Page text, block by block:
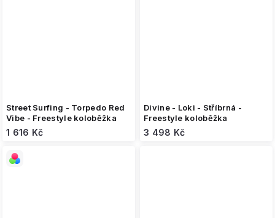
Street Surfing - Torpedo Red
Vibe - Freestyle koloběžka
1 616 Kč
Divine - Loki - Stříbrná -
Freestyle koloběžka
3 498 Kč